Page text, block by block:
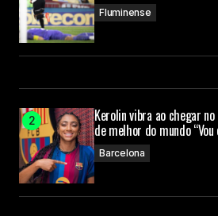
Fluminense
Kerolin vibra ao chegar
de melhor do mundo
Barcelona